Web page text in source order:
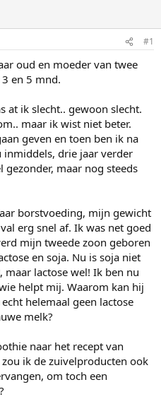
#1
oud en moeder van twee
en 5 mnd.
at ik slecht.. gewoon slecht.
maar ik wist niet beter.
geven en toen ben ik na
inmiddels, drie jaar verder
gezonder, maar nog steeds
borstvoeding, mijn gewicht
erg snel af. Ik was net goed
mijn tweede zoon geboren
en soja. Nu is soja niet
lactose wel! Ik ben nu
helpt mij. Waarom kan hij
helemaal geen lactose
melk?
naar het recept van
ik de zuivelproducten ook
om toch een